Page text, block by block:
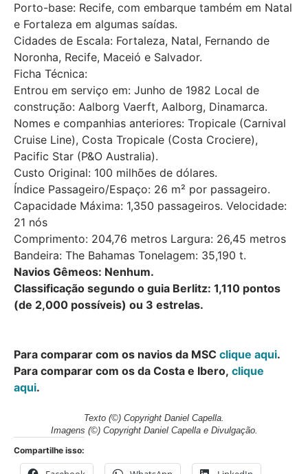
Porto-base: Recife, com embarque também em Natal
e Fortaleza em algumas saídas.
Cidades de Escala: Fortaleza, Natal, Fernando de
Noronha, Recife, Maceió e Salvador.
Ficha Técnica:
Entrou em serviço em: Junho de 1982 Local de
construção: Aalborg Vaerft, Aalborg, Dinamarca.
Nomes e companhias anteriores: Tropicale (Carnival
Cruise Line), Costa Tropicale (Costa Crociere),
Pacific Star (P&O Australia).
Custo Original: 100 milhões de dólares.
Índice Passageiro/Espaço: 26 m² por passageiro.
Capacidade Máxima: 1,350 passageiros. Velocidade:
21 nós
Comprimento: 204,76 metros Largura: 26,45 metros
Bandeira: The Bahamas Tonelagem: 35,190 t.
Navios Gêmeos: Nenhum.
Classificação segundo o guia Berlitz: 1,110 pontos
(de 2,000 possíveis) ou 3 estrelas.
Para comparar com os navios da MSC clique aqui.
Para comparar com os da Costa e Ibero, clique
aqui.
Texto (©) Copyright Daniel Capella.
Imagens (©) Copyright Daniel Capella e Divulgação.
Compartilhe isso: